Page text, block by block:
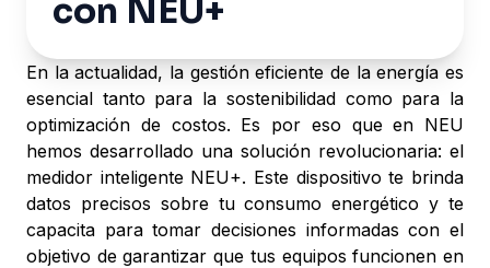
con NEU+
En la actualidad, la gestión eficiente de la energía es
esencial tanto para la sostenibilidad como para la
optimización de costos. Es por eso que en NEU
hemos desarrollado una solución revolucionaria: el
medidor inteligente NEU+. Este dispositivo te brinda
datos precisos sobre tu consumo energético y te
capacita para tomar decisiones informadas con el
objetivo de garantizar que tus equipos funcionen en